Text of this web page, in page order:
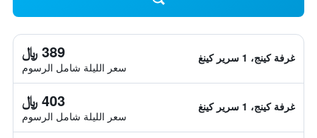
غرفة كينج، 1 سرير كينغ 389 ﷼
سعر الليلة شامل الرسوم
غرفة كينج، 1 سرير كينغ 403 ﷼
سعر الليلة شامل الرسوم